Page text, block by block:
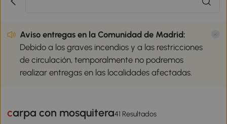
Aviso entregas en la Comunidad de Madrid:
Debido a los graves incendios y a las restricciones
de circulación, temporalmente no podremos
realizar entregas en las localidades afectadas.
carpa con mosquitera41 Resultados